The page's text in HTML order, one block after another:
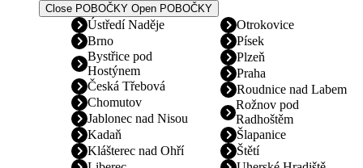
Close POBOČKY Open POBOČKY
Ústředí Naděje
Brno
Bystřice pod
Hostýnem
Česká Třebová
Chomutov
Jablonec nad Nisou
Kadaň
Klášterec nad Ohří
Otrokovice
Písek
Plzeň
Praha
Roudnice nad Labem
Rožnov pod
Radhoštěm
Šlapanice
Štětí